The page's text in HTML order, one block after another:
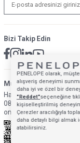
Bizi Takip Edin
Müsteri Hizmetleri
Hafta İçi: 09:00 - 18:00
0850 640 1993
PENELOPE olarak,
alışveriş deneyimi
daha iyi ve özel bir
"Reddet"seçeneğine
kişiselleştirilmiş
Çerezler aracılığıyla
daha detaylı bilgi almak
atabilirsiniz.